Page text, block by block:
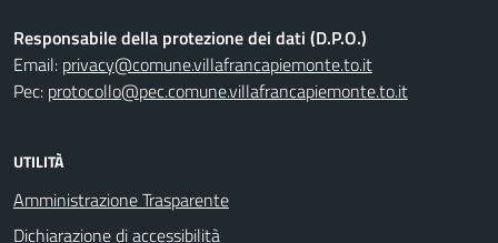
Responsabile della protezione dei dati (D.P.O.)
Email: privacy@comune.villafrancapiemonte.to.it
Pec: protocollo@pec.comune.villafrancapiemonte.to.it
UTILITÀ
Amministrazione Trasparente
Dichiarazione di accessibilità